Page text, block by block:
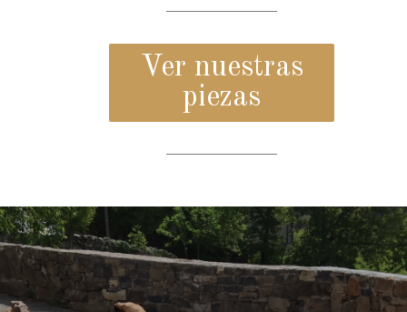
Ver nuestras
piezas